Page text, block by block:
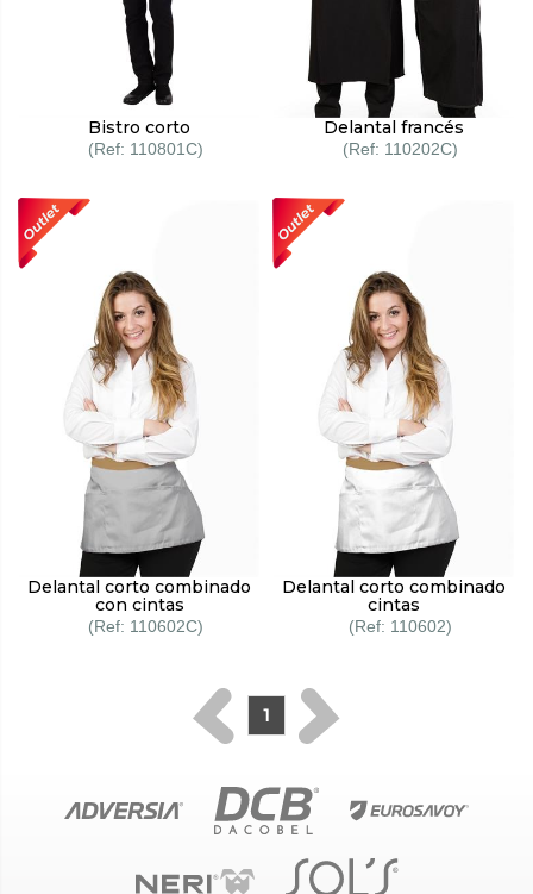
Bistro corto
110801C
Delantal francés
110202C
Delantal corto combinado
con cintas
110602C
Delantal corto combinado
cintas
110602
1